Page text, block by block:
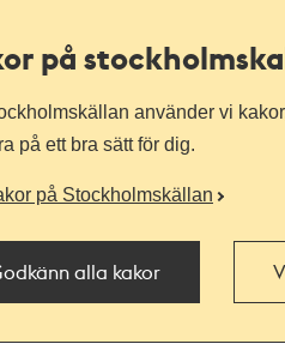
på
använder vi
på ett bra sätt för dig.
på Stockholmskällan
alla kakor